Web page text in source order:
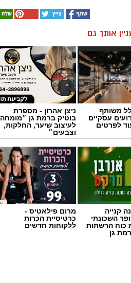
אותך גם
משותף
עסקיים
לפרטים
ניצן אהרון - מספרת
בוטיק ברמת גן ״מומחה
לעיצוב שיער, החלקות,
וצבעים״
קנייה
השכונתי
כוח הרשתות
גן
מרום פילאטיס -
כרטיסיית הכרות
ללקוחות חדשים